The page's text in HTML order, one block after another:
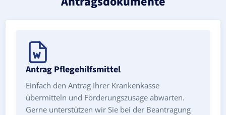
Antrag Pflegehilfsmittel
Einfach den Antrag Ihrer Krankenkasse
übermitteln und Förderungszusage abwarten.
Gerne unterstützen wir Sie bei der Beantragung